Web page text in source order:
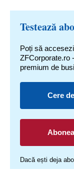
Testează
Poți să
ZFCorporate.ro
premium de
Cere
Dacă ești deja